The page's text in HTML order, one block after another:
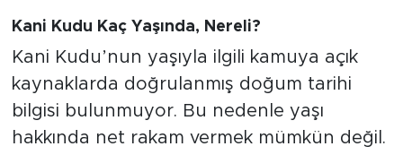
Kani Kudu Kaç Yaşında, Nereli?
Kani Kudu’nun yaşıyla ilgili kamuya açık
kaynaklarda doğrulanmış doğum tarihi
bilgisi bulunmuyor. Bu nedenle yaşı
hakkında net rakam vermek mümkün değil.